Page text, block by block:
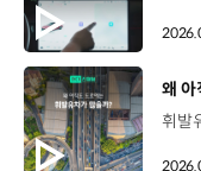
[동
왜 아